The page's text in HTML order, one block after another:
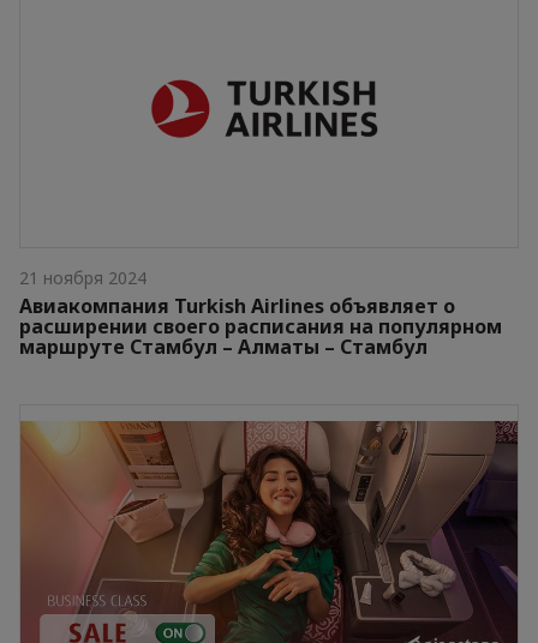
21 ноября 2024
Авиакомпания Turkish Airlines объявляет о
расширении своего расписания на популярном
маршруте Стамбул – Алматы – Стамбул